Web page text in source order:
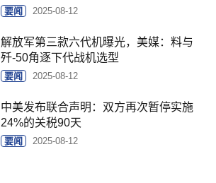
要闻 2025-08-12
解放军第三款六代机曝光，美媒：料与
歼-50角逐下代战机选型
要闻 2025-08-12
中美发布联合声明：双方再次暂停实施
24%的关税90天
要闻 2025-08-12